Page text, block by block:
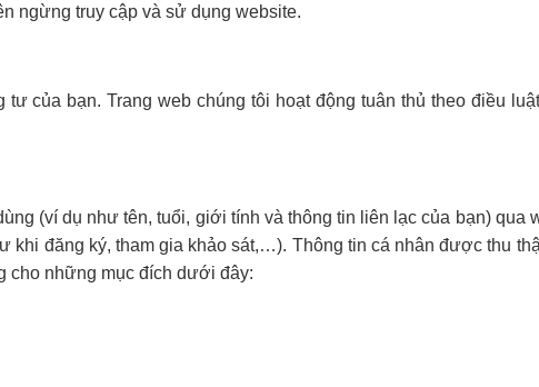
ngừng truy cập và sử dụng website.
của bạn. Trang web chúng tôi hoạt động tuân thủ theo điều
(ví dụ như tên, tuổi, giới tính và thông tin liên lạc của bạn) qua
khi đăng ký, tham gia khảo sát,…). Thông tin cá nhân được thu
cho những mục đích dưới đây: